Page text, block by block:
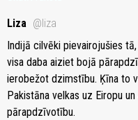
Liza @liza
Indijā cilvēki pievairojušies
visa daba aiziet bojā
ierobežot dzimstību. Ķīna to
Pakistāna velkas uz Eiropu
pārapdzīvotību.